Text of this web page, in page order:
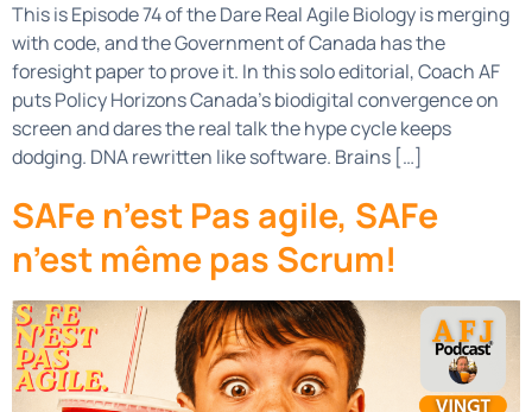
This is Episode 74 of the Dare Real Agile Biology is merging
with code, and the Government of Canada has the
foresight paper to prove it. In this solo editorial, Coach AF
puts Policy Horizons Canada’s biodigital convergence on
screen and dares the real talk the hype cycle keeps
dodging. DNA rewritten like software. Brains […]
SAFe n’est Pas agile, SAFe
n’est même pas Scrum!